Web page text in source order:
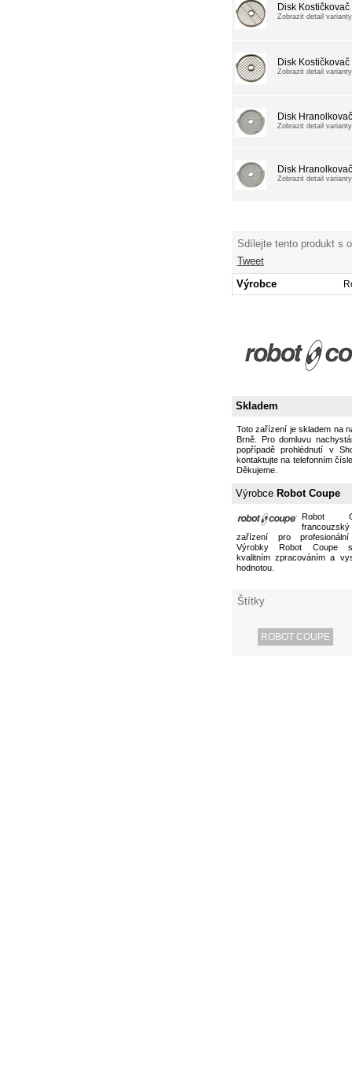
Disk
Zobrazit detail varianty
Disk
Zobrazit detail varianty
Disk
Zobrazit detail varianty
Disk
Zobrazit detail varianty
Sdílejte tento produkt s
Tweet
Výrobce
Skladem
Toto zařízení je skladem na
Brně. Pro domluvu
popřípadě prohlédnutí v
kontaktujte na telefonním
Děkujeme.
Výrobce Robot Coupe
Robot
zařízení pro profesionální
Výrobky Robot Coupe
kvalitním zpracováním a
hodnotou.
Štítky
ROBOT COUPE